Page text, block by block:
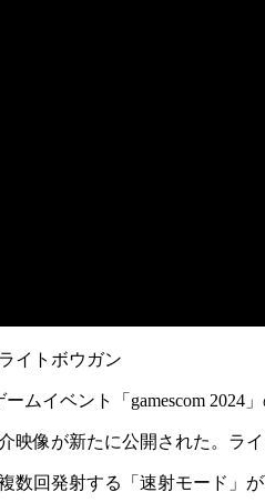
イトボウガン
ムイベント 「gamescom 2024
映像が新たに公開された。ラ
数回発射する 「速射モード」